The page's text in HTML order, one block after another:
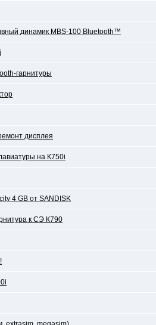
динамик MBS-100 Bluetooth™
гарнитуры
дисплея
на К750i
4 GB от SANDISK
к СЭ К790